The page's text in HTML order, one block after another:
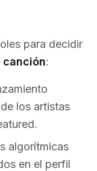
para decidir
canción:
los artistas
algorítmicas
en el perfil